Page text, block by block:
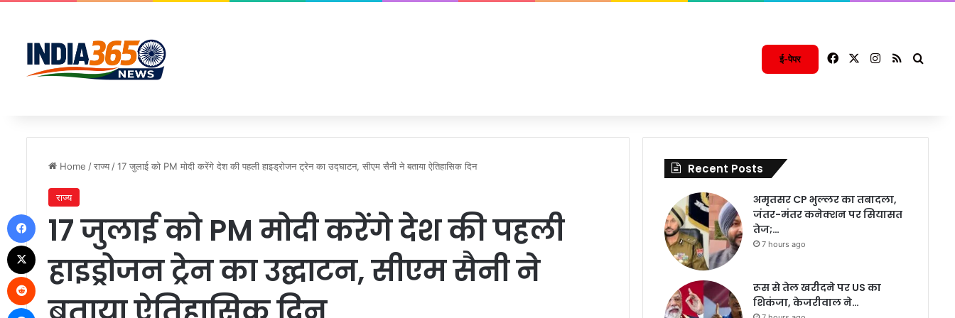
ई-पेपर FacebookInstagram
RSS
Home /राज्य /17 जुलाई को PM मोदी करेंगे देश की पहली हाइड्रोजन ट्रेन का उद्घाटन, सीएम सैनी ने बताया ऐतिहासिक दिन
राज्य
17 जुलाई को PM मोदी करेंगे देश की पहली
हाइड्रोजन ट्रेन का उद्घाटन, सीएम सैनी ने
Recent Posts
अमृतसर CP भुल्लर का तबादला,
जंतर-मंतर कनेक्शन पर सियासत
तेज;…
7 hours ago
रूस से तेल खरीदने पर US का
शिकंजा, केजरीवाल ने…
Reddit
Messenger